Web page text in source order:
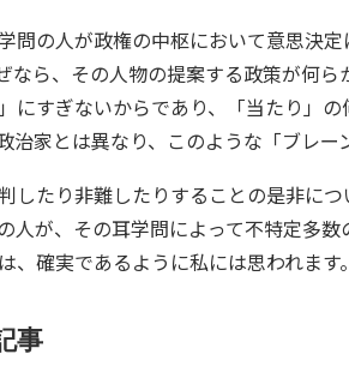
問の人が政権の中枢において意思決
なら、その人物の提案する政策が何
にすぎないからであり、「当たり」
治家とは異なり、このような「ブレ
したり非難したりすることの是非に
人が、その耳学問によって不特定多
、確実であるように私には思われます。
事